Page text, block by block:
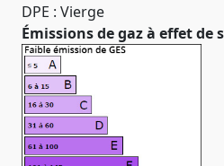
DPE : Vierge
Émissions de gaz à effet de